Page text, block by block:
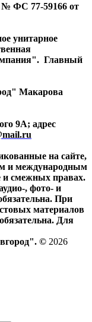
№ ФС 77-59166 от
унитарное
Главный
Макарова
9А; адрес
на сайте,
и международным
и смежных правах.
, фото- и
При
материалов
Для
© 2026